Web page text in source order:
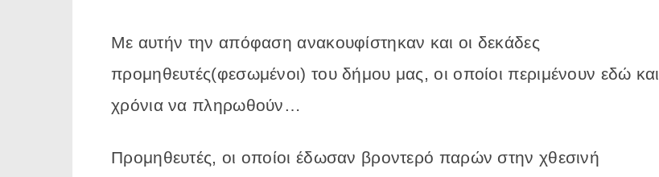
Με αυτήν την απόφαση ανακουφίστηκαν και οι δεκάδες
προμηθευτές(φεσωμένοι) του δήμου μας, οι οποίοι περιμένουν εδώ και
χρόνια να πληρωθούν…
Προμηθευτές, οι οποίοι έδωσαν βροντερό παρών στην χθεσινή